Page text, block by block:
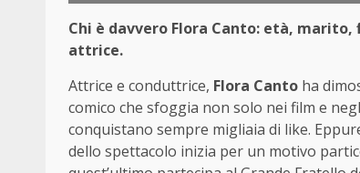
Chi è davvero Flora Canto: età,
attrice.
Attrice e conduttrice, Flora Canto ha
comico che sfoggia non solo nei film e
conquistano sempre migliaia di like.
dello spettacolo inizia per un motivo